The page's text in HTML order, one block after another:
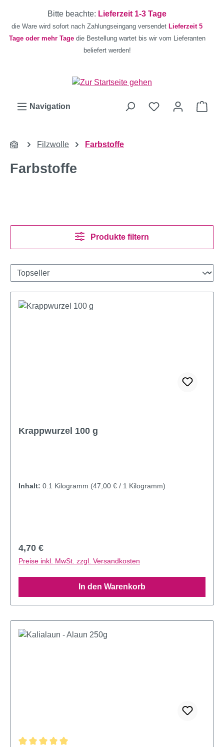
Zum Hauptinhalt springen
Bitte beachte: Lieferzeit 1-3 Tage
die Ware wird sofort nach Zahlungseingang versendet Lieferzeit 5
Tage oder mehr Tage die Bestellung wartet bis wir vom Lieferanten
beliefert werden!
Navigation
Filzwolle Farbstoffe
Farbstoffe
Produkte filtern
Krappwurzel 100 g
Inhalt: 0.1 Kilogramm (47,00 € / 1 Kilogramm)
Regulärer Preis:
4,70 €
Preise inkl. MwSt. zzgl. Versandkosten
In den Warenkorb